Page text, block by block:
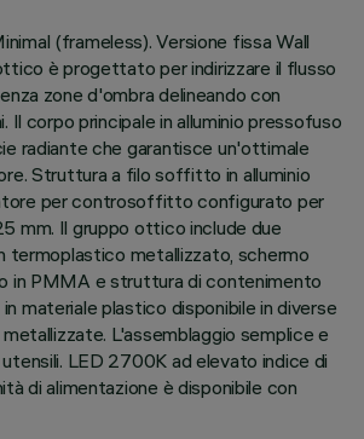
(frameless). Versione fissa Wall
è progettato per indirizzare il flusso
zone d'ombra delineando con
Il corpo principale in alluminio pressofuso
radiante che garantisce un'ottimale
Struttura a filo soffitto in alluminio
per controsoffitto configurato per
mm. Il gruppo ottico include due
termoplastico metallizzato, schermo
PMMA e struttura di contenimento
materiale plastico disponibile in diverse
L'assemblaggio semplice e
LED 2700K ad elevato indice di
di alimentazione è disponibile con